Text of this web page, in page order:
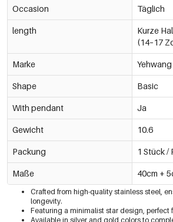
Occasion Täglich
length
Kurze
(14–17
Marke Yehwang
Shape Basic
With pendant Ja
Gewicht 10.6
Packung 1 Stück /
Maße 40cm +
Crafted from high-quality stainless steel,
longevity.
Featuring a minimalist star design, perfect
Available in silver and gold colors to